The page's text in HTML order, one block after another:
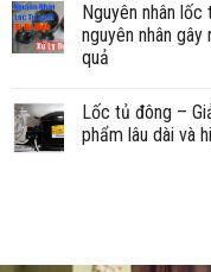
Nguyên nhân
nguyên nhân
quả
Lốc tủ đông –
phẩm lâu dài và